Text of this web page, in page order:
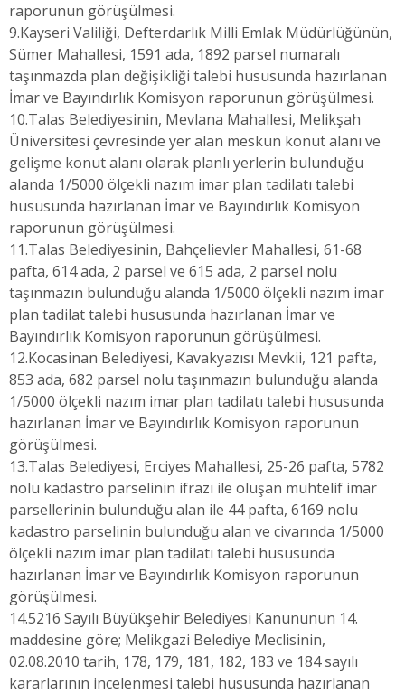
raporunun görüşülmesi.
9.Kayseri Valiliği, Defterdarlık Milli Emlak Müdürlüğünün,
Sümer Mahallesi, 1591 ada, 1892 parsel numaralı
taşınmazda plan değişikliği talebi hususunda hazırlanan
İmar ve Bayındırlık Komisyon raporunun görüşülmesi.
10.Talas Belediyesinin, Mevlana Mahallesi, Melikşah
Üniversitesi çevresinde yer alan meskun konut alanı ve
gelişme konut alanı olarak planlı yerlerin bulunduğu
alanda 1/5000 ölçekli nazım imar plan tadilatı talebi
hususunda hazırlanan İmar ve Bayındırlık Komisyon
raporunun görüşülmesi.
11.Talas Belediyesinin, Bahçelievler Mahallesi, 61-68
pafta, 614 ada, 2 parsel ve 615 ada, 2 parsel nolu
taşınmazın bulunduğu alanda 1/5000 ölçekli nazım imar
plan tadilat talebi hususunda hazırlanan İmar ve
Bayındırlık Komisyon raporunun görüşülmesi.
12.Kocasinan Belediyesi, Kavakyazısı Mevkii, 121 pafta,
853 ada, 682 parsel nolu taşınmazın bulunduğu alanda
1/5000 ölçekli nazım imar plan tadilatı talebi hususunda
hazırlanan İmar ve Bayındırlık Komisyon raporunun
görüşülmesi.
13.Talas Belediyesi, Erciyes Mahallesi, 25-26 pafta, 5782
nolu kadastro parselinin ifrazı ile oluşan muhtelif imar
parsellerinin bulunduğu alan ile 44 pafta, 6169 nolu
kadastro parselinin bulunduğu alan ve civarında 1/5000
ölçekli nazım imar plan tadilatı talebi hususunda
hazırlanan İmar ve Bayındırlık Komisyon raporunun
görüşülmesi.
14.5216 Sayılı Büyükşehir Belediyesi Kanununun 14.
maddesine göre; Melikgazi Belediye Meclisinin,
02.08.2010 tarih, 178, 179, 181, 182, 183 ve 184 sayılı
kararlarının incelenmesi talebi hususunda hazırlanan